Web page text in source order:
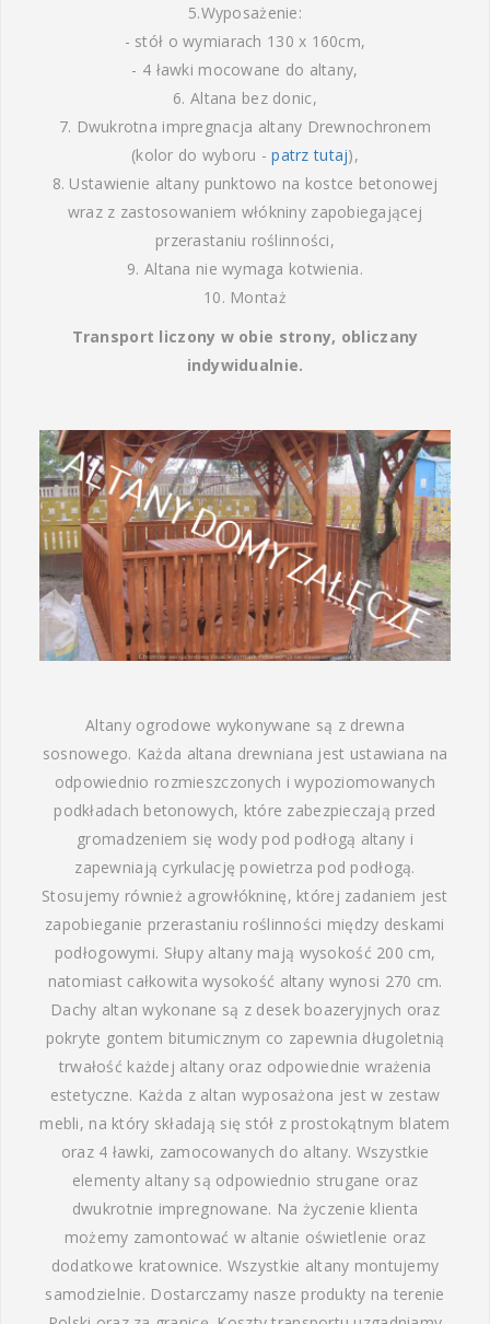
5.Wyposażenie:
- stół o wymiarach 130 x 160cm,
- 4 ławki mocowane do altany,
6. Altana bez donic,
7. Dwukrotna impregnacja altany Drewnochronem
(kolor do wyboru -patrz tutaj),
8. Ustawienie altany punktowo na kostce betonowej
wraz z zastosowaniem włókniny zapobiegającej
przerastaniu roślinności,
9. Altana nie wymaga kotwienia.
10. Montaż
Transport liczony w obie strony, obliczany
indywidualnie.
Altany ogrodowe wykonywane są z drewna
sosnowego. Każda altana drewniana jest ustawiana na
odpowiednio rozmieszczonych i wypoziomowanych
podkładach betonowych, które zabezpieczają przed
gromadzeniem się wody pod podłogą altany i
zapewniają cyrkulację powietrza pod podłogą.
Stosujemy również agrowłókninę, której zadaniem jest
zapobieganie przerastaniu roślinności między deskami
podłogowymi. Słupy altany mają wysokość 200 cm,
natomiast całkowita wysokość altany wynosi 270 cm.
Dachy altan wykonane są z desek boazeryjnych oraz
pokryte gontem bitumicznym co zapewnia długoletnią
trwałość każdej altany oraz odpowiednie wrażenia
estetyczne. Każda z altan wyposażona jest w zestaw
mebli, na który składają się stół z prostokątnym blatem
oraz 4 ławki, zamocowanych do altany. Wszystkie
elementy altany są odpowiednio strugane oraz
dwukrotnie impregnowane. Na życzenie klienta
możemy zamontować w altanie oświetlenie oraz
dodatkowe kratownice. Wszystkie altany montujemy
samodzielnie. Dostarczamy nasze produkty na terenie